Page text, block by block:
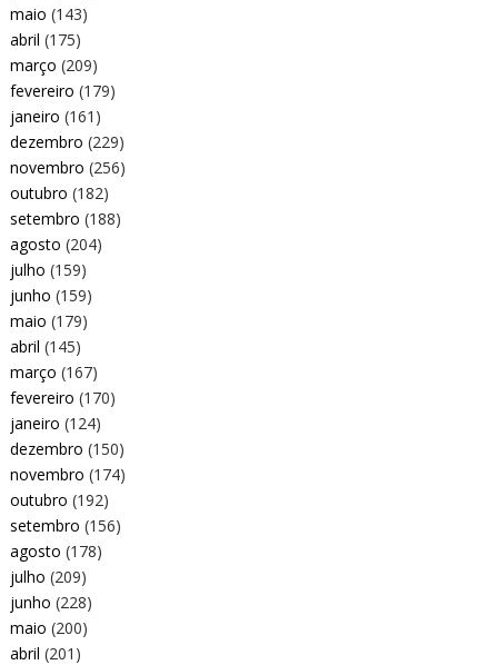
maio (143)
abril (175)
março (209)
fevereiro (179)
janeiro (161)
dezembro (229)
novembro (256)
outubro (182)
setembro (188)
agosto (204)
julho (159)
junho (159)
maio (179)
abril (145)
março (167)
fevereiro (170)
janeiro (124)
dezembro (150)
novembro (174)
outubro (192)
setembro (156)
agosto (178)
julho (209)
junho (228)
maio (200)
abril (201)